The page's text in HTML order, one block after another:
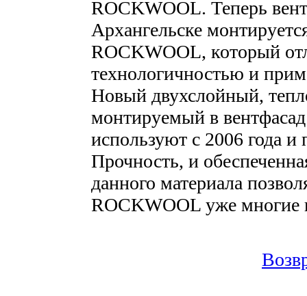
ROCKWOOL. Теперь
Архангельске
ROCKWOOL, который
технологичностью и
Новый двухслойный,
монтируемый в
используют с 2006 года
Прочность, и
данного материала
ROCKWOOL уже многие